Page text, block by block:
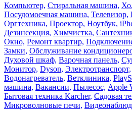
Компьютер, Стиральная машина,
Посудомоечная машина, Телевизор,
Оргтехника, Проектор, Ноутбук,
Дезинсекция, Химчистка,
Окно, Ремонт квартир,
Замки, Обслуживание
Духовой шкаф, Варочная панель,
Монитор, Dyson, Электротранспорт,
Водонагреватель, Ветклиника,
машина, Вакансии, Пылесос, Apple
Бытовая техника Karcher, Садовая
Микроволновые печи,